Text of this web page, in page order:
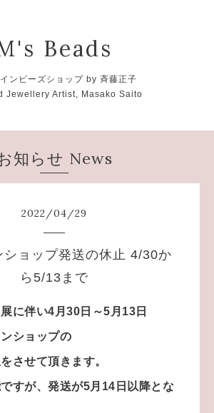
Beads
ンビーズショップ by 斉藤正子
Jewellery Artist, Masako Saito
知らせ News
2022/04/29
ショップ発送の休止 4/30か
ら5/13まで
に伴い4月30日～5月13日
ショップの
させて頂きます。
すが、発送が5月14日以降とな